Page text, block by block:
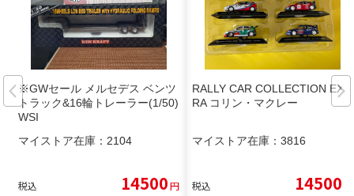
※GWセール メルセデス ベンツ
トラック&16輪トレーラー(1/50)
WSI
マイストア在庫： 2104
税込 14500円
RALLY CAR COLLECTION EXT
RA コリン・マクレー
マイストア在庫： 3816
税込 14500